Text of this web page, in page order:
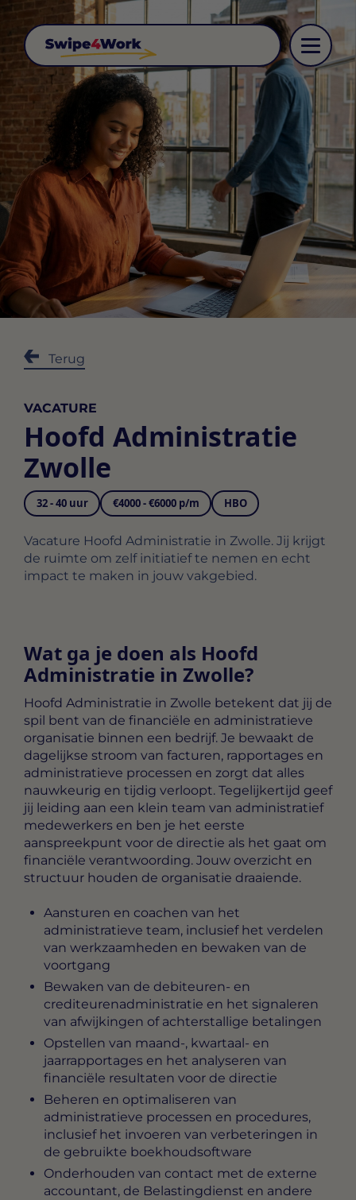
Terug
VACATURE
Hoofd Administratie
Zwolle
32 - 40 uur €4000 - €6000 p/m HBO
Vacature Hoofd Administratie in Zwolle. Jij krijgt
de ruimte om zelf initiatief te nemen en echt
impact te maken in jouw vakgebied.
Wat ga je doen als Hoofd
Administratie in Zwolle?
Hoofd Administratie in Zwolle betekent dat jij de
spil bent van de financiële en administratieve
organisatie binnen een bedrijf. Je bewaakt de
dagelijkse stroom van facturen, rapportages en
administratieve processen en zorgt dat alles
nauwkeurig en tijdig verloopt. Tegelijkertijd geef
jij leiding aan een klein team van administratief
medewerkers en ben je het eerste
aanspreekpunt voor de directie als het gaat om
financiële verantwoording. Jouw overzicht en
structuur houden de organisatie draaiende.
Aansturen en coachen van het
administratieve team, inclusief het verdelen
van werkzaamheden en bewaken van de
voortgang
Bewaken van de debiteuren- en
crediteurenadministratie en het signaleren
van afwijkingen of achterstallige betalingen
Opstellen van maand-, kwartaal- en
jaarrapportages en het analyseren van
financiële resultaten voor de directie
Beheren en optimaliseren van
administratieve processen en procedures,
inclusief het invoeren van verbeteringen in
de gebruikte boekhoudsoftware
Onderhouden van contact met de externe
accountant, de Belastingdienst en andere